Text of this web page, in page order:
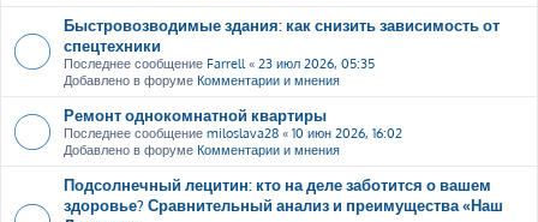
Быстровозводимые здания: как снизить зависимость от
спецтехники
Последнее сообщение Farrell « 23 июл 2026, 05:35
Добавлено в форуме Комментарии и мнения
Ремонт однокомнатной квартиры
Последнее сообщение miloslava28 « 10 июн 2026, 16:02
Добавлено в форуме Комментарии и мнения
Подсолнечный лецитин: кто на деле заботится о вашем
здоровье? Сравнительный анализ и преимущества «Наш